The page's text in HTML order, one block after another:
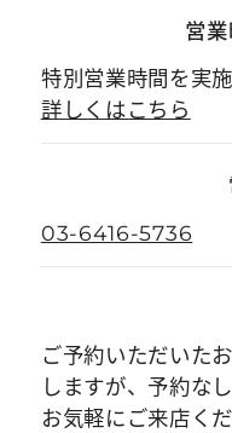
営業
特別営業時間を実
詳しくはこちら
03-6416-5736
ご予約いただいた
しますが、予約な
お気軽にご来店くだ